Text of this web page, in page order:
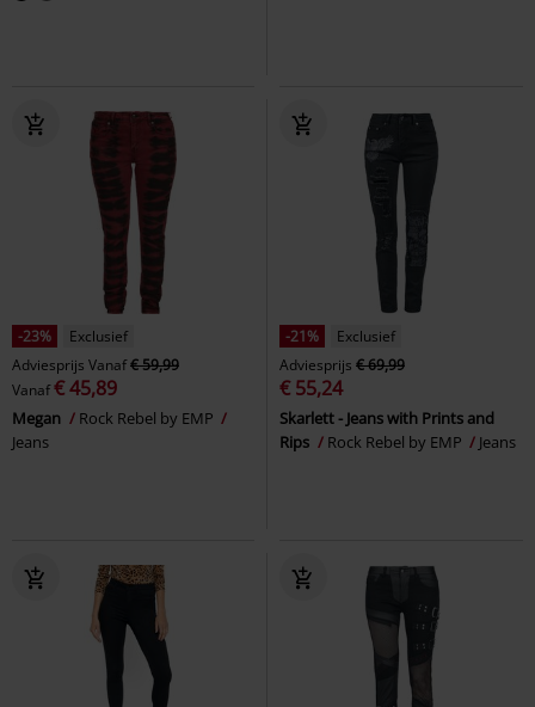
-23%
Exclusief
Adviesprijs Vanaf€ 59,99
Vanaf€ 45,89
Megan
Rock Rebel by EMP
Jeans
-21%
Exclusief
Adviesprijs € 69,99
€ 55,24
Skarlett - Jeans with Prints and
Rips
Rock Rebel by EMP Jeans